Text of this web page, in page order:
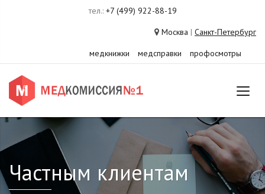
тел.: +7 (499) 922-88-19
Москва | Санкт-Петербург
медкнижки
медсправки профосмотры
Частным клиентам